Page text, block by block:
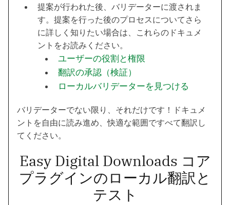
提案が行われた後、バリデーターに渡されま
す。提案を行った後のプロセスについてさら
に詳しく知りたい場合は、これらのドキュメ
ントをお読みください。
ユーザーの役割と権限
翻訳の承認（検証）
ローカルバリデーターを見つける
バリデーターでない限り、それだけです！ドキュメ
ントを自由に読み進め、快適な範囲ですべて翻訳し
てください。
Easy Digital Downloads コア
プラグインのローカル翻訳と
テスト